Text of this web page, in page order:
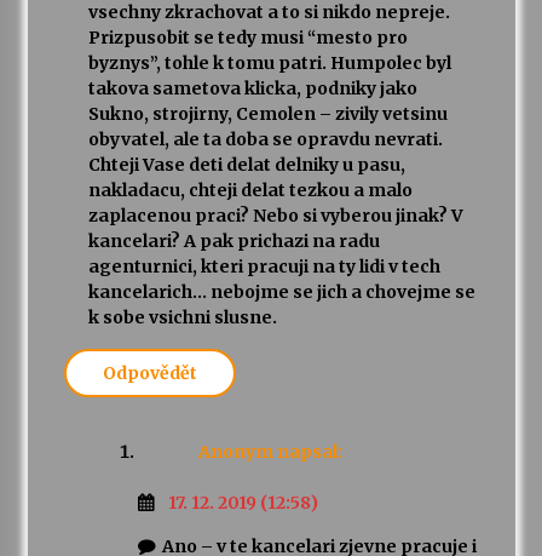
vsechny zkrachovat a to si nikdo nepreje.
Prizpusobit se tedy musi “mesto pro
byznys”, tohle k tomu patri. Humpolec byl
takova sametova klicka, podniky jako
Sukno, strojirny, Cemolen – zivily vetsinu
obyvatel, ale ta doba se opravdu nevrati.
Chteji Vase deti delat delniky u pasu,
nakladacu, chteji delat tezkou a malo
zaplacenou praci? Nebo si vyberou jinak? V
kancelari? A pak prichazi na radu
agenturnici, kteri pracuji na ty lidi v tech
kancelarich… nebojme se jich a chovejme se
k sobe vsichni slusne.
Odpovědět
Anonym napsal:
17. 12. 2019 (12:58)
Ano – v te kancelari zjevne pracuje i